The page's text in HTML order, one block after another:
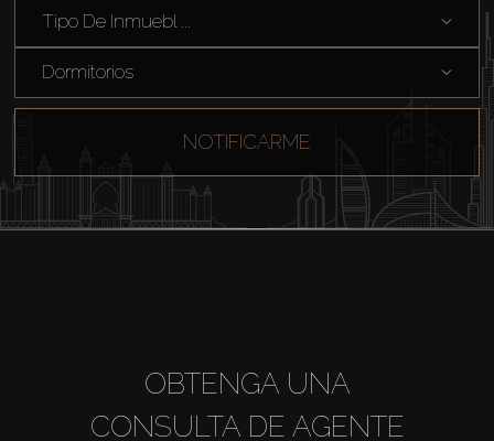
Alquilar
Agentes
Tipo De Inmuebl ...
Dormitorios
NOTIFICARME
OBTENGA UNA
CONSULTA DE AGENTE